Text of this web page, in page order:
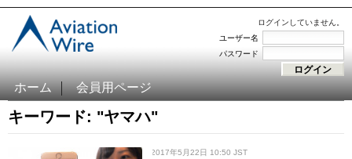
ログインしていません。
ユーザー名
パスワード
ホーム 会員用ページ
キーワード: "ヤマハ"
/ 2017年5月22日 10:50 JST